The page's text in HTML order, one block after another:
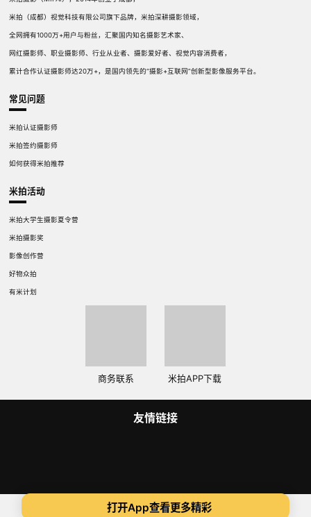
打开App查看更多精彩
米拍（成都）视觉科技有限公司旗下品牌，米拍深耕摄影领域，
全网拥有1000万+用户与粉丝，汇聚国内知名摄影艺术家、
网红摄影师、职业摄影师、行业从业者、摄影爱好者、视觉内容消费者，
累计合作认证摄影师达20万+，是国内领先的“摄影+互联网”创新型影像服务平台。
常见问题
米拍认证摄影师
米拍签约摄影师
如何获得米拍推荐
米拍活动
米拍大学生摄影夏令营
米拍摄影奖
影像创作营
好物众拍
有米计划
商务联系 米拍APP下载
友情链接
Copyright 2014-2025 米拍（成都）视觉科技有限公司 版权所有
蜀ICP备14015734号
ICP证:川B2-20180306